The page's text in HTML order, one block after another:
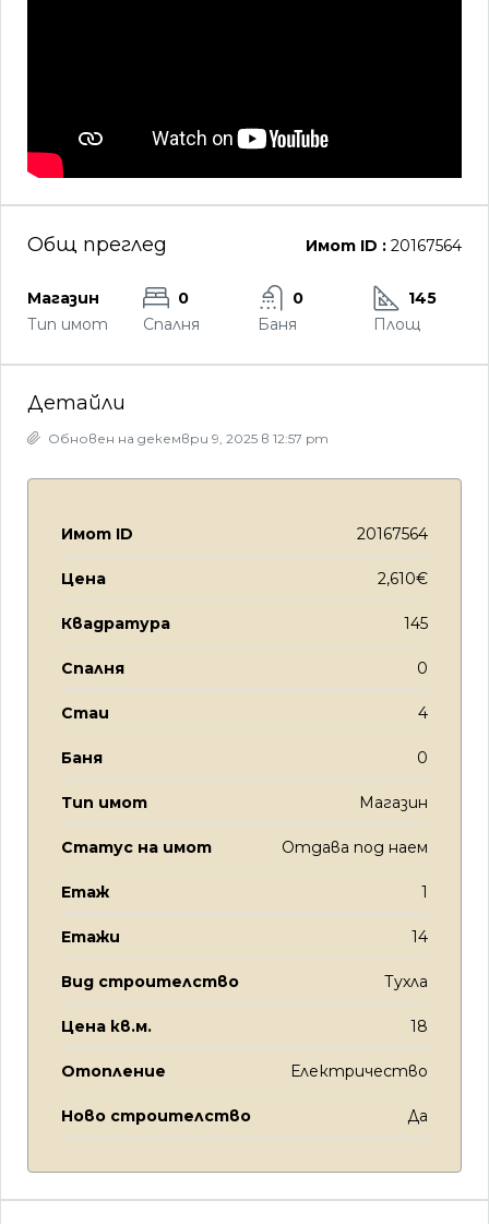
Общ преглед Имот ID : 20167564
Магазин
Тип имот
0
Спалня
0
Баня
145
Площ
Детайли
Обновен на декември 9, 2025 в 12:57 pm
Имот ID 20167564
Цена 2,610€
Квадратура 145
Спалня 0
Стаи 4
Баня 0
Тип имот Магазин
Статус на имот Отдава под наем
Етаж 1
Етажи 14
Вид строителство Тухла
Цена кв.м. 18
Отопление Електричество
Ново строителство Да